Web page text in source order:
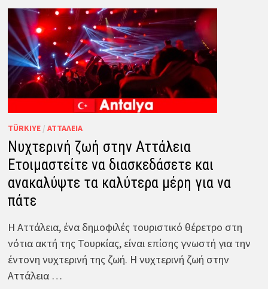
TÜRKIYE/ ΑΤΤΆΛΕΙΑ
Νυχτερινή ζωή στην Αττάλεια
Ετοιμαστείτε να διασκεδάσετε και
ανακαλύψτε τα καλύτερα μέρη για να
πάτε
Η Αττάλεια, ένα δημοφιλές τουριστικό θέρετρο στη
νότια ακτή της Τουρκίας, είναι επίσης γνωστή για την
έντονη νυχτερινή της ζωή. Η νυχτερινή ζωή στην
Αττάλεια …